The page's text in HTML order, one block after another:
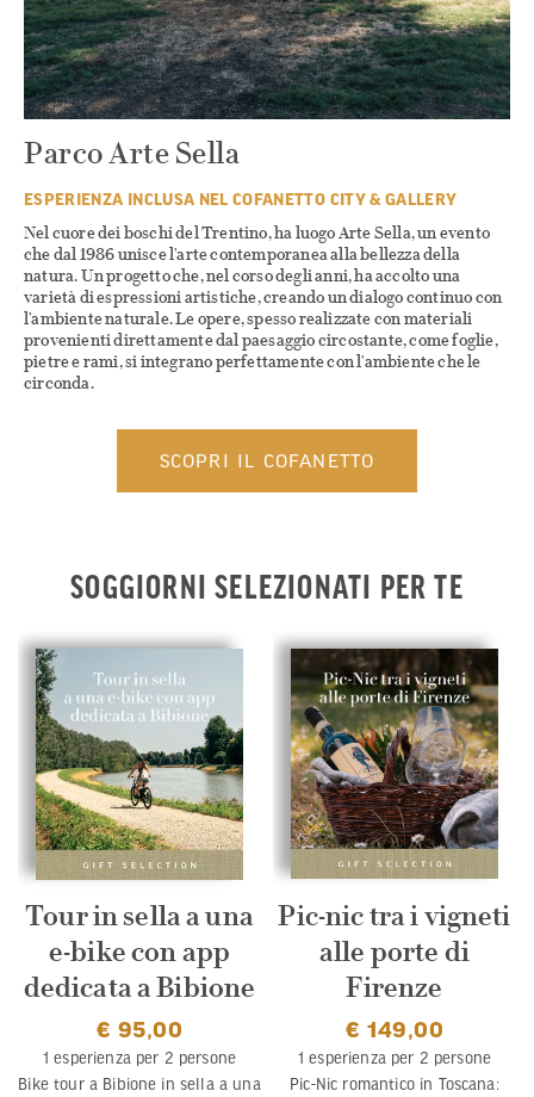
Parco Arte Sella
ESPERIENZA INCLUSA NEL COFANETTO CITY & GALLERY
Nel cuore dei boschi del Trentino, ha luogo Arte Sella, un evento
che dal 1986 unisce l'arte contemporanea alla bellezza della
natura. Un progetto che, nel corso degli anni, ha accolto una
varietà di espressioni artistiche, creando un dialogo continuo con
l'ambiente naturale. Le opere, spesso realizzate con materiali
provenienti direttamente dal paesaggio circostante, come foglie,
pietre e rami, si integrano perfettamente con l'ambiente che le
circonda.
SCOPRI IL COFANETTO
SOGGIORNI SELEZIONATI PER TE
Tour in sella a una
e-bike con app
dedicata a Bibione
€ 95,00
1 esperienza per 2 persone
Bike tour a Bibione in sella a una
Pic-nic tra i vigneti
alle porte di
Firenze
€ 149,00
1 esperienza per 2 persone
Pic-Nic romantico in Toscana: